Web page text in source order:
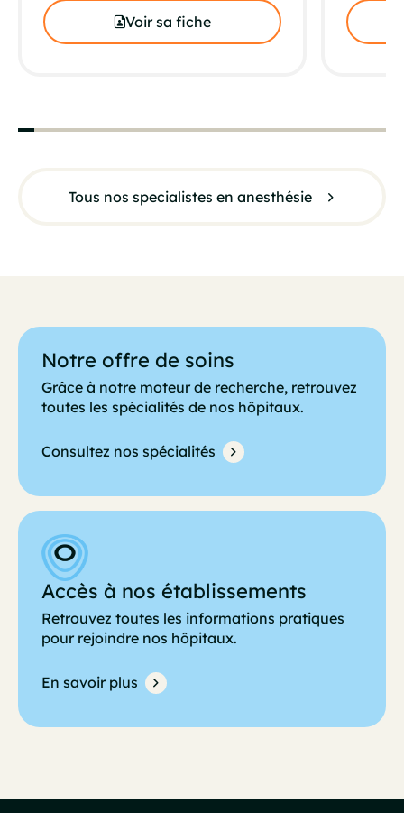
Tous nos specialistes en anesthésie
Voir sa fiche
Notre offre de soins
Grâce à notre moteur de recherche, retrouvez
toutes les spécialités de nos hôpitaux.
Consultez nos spécialités
Accès à nos établissements
Retrouvez toutes les informations pratiques
pour rejoindre nos hôpitaux.
En savoir plus